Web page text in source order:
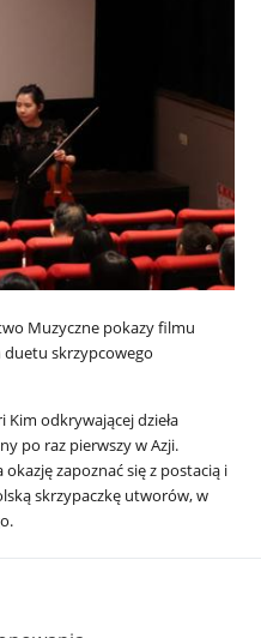
Muzyczne pokazy filmu
duetu skrzypcowego
odkrywającej dzieła
po raz pierwszy w Azji.
zapoznać się z postacią i
skrzypaczkę utworów, w
udział Dyrektor Biura
reprezentanci misji
biznesu.